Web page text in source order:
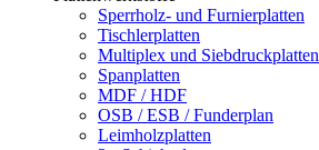
Sperrholz- und Furnierplatten
Tischlerplatten
Multiplex und Siebdruckplatten
Spanplatten
MDF / HDF
OSB / ESB / Funderplan
Leimholzplatten